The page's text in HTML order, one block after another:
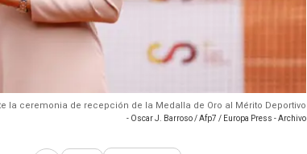
la ceremonia de recepción de la Medalla de Oro al Mérito Deportivo
- Oscar J. Barroso / Afp7 / Europa Press - Archivo